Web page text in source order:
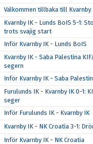
Välkommen tillbaka till
Kvarnby IK - Lunds BoIS 5-1:
trots svajig start
Inför Kvarnby IK - Lunds BoIS
Kvarnby IK - Saba Palestina
segern
Inför Kvarnby IK - Saba
Furulunds IK - Kvarnby IK 0-1:
seger
Inför Furulunds IK - Kvarnby IK
Kvarnby IK - NK Croatia 3-1:
Inför Kvarnby IK - NK Croatia